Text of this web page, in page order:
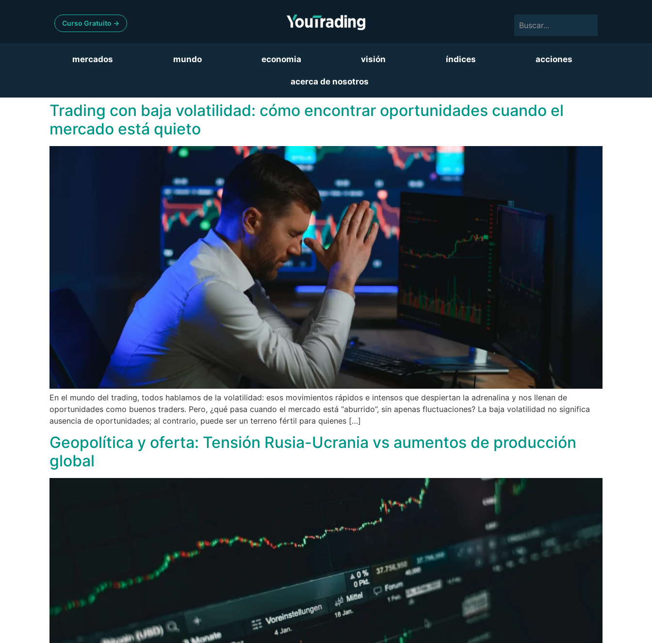
Curso Gratuito ->
mercados mundo economia visión índices acciones
acerca de nosotros
Trading con baja volatilidad: cómo encontrar oportunidades cuando el
mercado está quieto
En el mundo del trading, todos hablamos de la volatilidad: esos movimientos rápidos e intensos que despiertan la adrenalina y nos llenan de
oportunidades como buenos traders. Pero, ¿qué pasa cuando el mercado está “aburrido”, sin apenas fluctuaciones? La baja volatilidad no significa
ausencia de oportunidades; al contrario, puede ser un terreno fértil para quienes […]
Geopolítica y oferta: Tensión Rusia-Ucrania vs aumentos de producción
global